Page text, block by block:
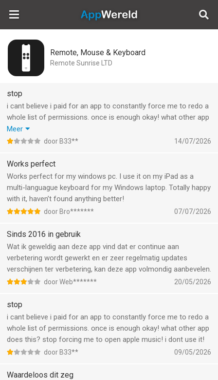
AppWereld
Remote, Mouse & Keyboard
Remote Sunrise LTD
stop
i cant believe i paid for an app to constantly force me to redo a
whole list of permissions. once is enough okay! what other app
does this? stop forcing me to open apple music! i dont use it!
update: desktop app cannot be configured to not autostart, so
Meer
door B33** 14/07/2026
Works perfect
Works perfect for my windows pc. I use it on my iPad as a
multi-languague keyboard for my Windows laptop. Totally happy
with it, haven’t found anything better!
door Bro******* 07/07/2026
Sinds 2016 in gebruik
Wat ik geweldig aan deze app vind dat er continue aan
verbetering wordt gewerkt en er zeer regelmatig updates
verschijnen ter verbetering, kan deze app volmondig aanbevelen.
door Web******* 20/05/2026
stop
i cant believe i paid for an app to constantly force me to redo a
whole list of permissions. once is enough okay! what other app
does this? stop forcing me to open apple music! i dont use it!
door B33** 09/05/2026
Waardeloos dit zeg